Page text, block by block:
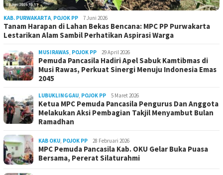
KAB. PURWAKARTA, POJOK PP 7 Juni 2026
Tanam Harapan di Lahan Bekas Bencana: MPC PP Purwakarta
Lestarikan Alam Sambil Perhatikan Aspirasi Warga
MUSIRAWAS, POJOK PP 29 April 2026
Pemuda Pancasila Hadiri Apel Sabuk Kamtibmas di
Musi Rawas, Perkuat Sinergi Menuju Indonesia Emas
2045
LUBUKLINGGAU, POJOK PP 5 Maret 2026
Ketua MPC Pemuda Pancasila Pengurus Dan Anggota
Melakukan Aksi Pembagian Takjil Menyambut Bulan
Ramadhan
KAB OKU, POJOK PP 28 Februari 2026
MPC Pemuda Pancasila Kab. OKU Gelar Buka Puasa
Bersama, Pererat Silaturahmi